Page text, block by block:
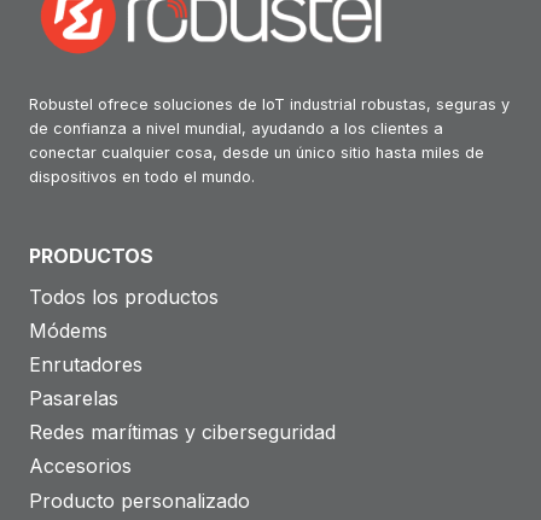
Robustel ofrece soluciones de IoT industrial robustas, seguras y
de confianza a nivel mundial, ayudando a los clientes a
conectar cualquier cosa, desde un único sitio hasta miles de
dispositivos en todo el mundo.
PRODUCTOS
Todos los productos
Módems
Enrutadores
Pasarelas
Redes marítimas y ciberseguridad
Accesorios
Producto personalizado